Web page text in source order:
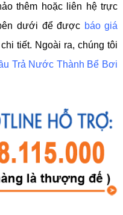
thêm hoặc liên hệ trực
dưới để được báo giá
tiết. Ngoài ra, chúng tôi
Trả Nước Thành Bể Bơi